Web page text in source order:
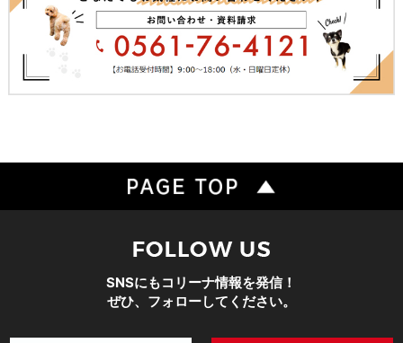
SNSにもコリーナ情報を発信！
ぜひ、フォローしてください。